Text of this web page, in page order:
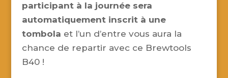
participant à la journée sera
automatiquement inscrit à une
tombola et l’un d’entre vous aura la
chance de repartir avec ce Brewtools
B40 !